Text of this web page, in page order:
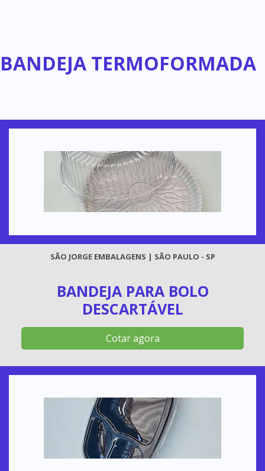
BANDEJA TERMOFORMADA
SÃO JORGE EMBALAGENS | SÃO PAULO - SP
BANDEJA PARA BOLO
DESCARTÁVEL
Cotar agora